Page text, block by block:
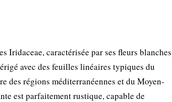
Iridaceae, caractérisée par ses fleurs blanches
avec des feuilles linéaires typiques du
des régions méditerranéennes et du Moyen-
est parfaitement rustique, capable de